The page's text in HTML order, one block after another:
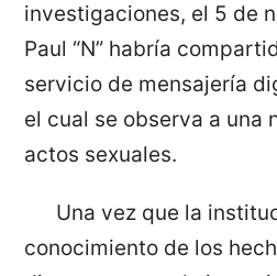
investigaciones, el 5 de
Paul “N” habría
servicio de mensajería
el cual se observa a una
actos sexuales.
Una vez que la
conocimiento de los